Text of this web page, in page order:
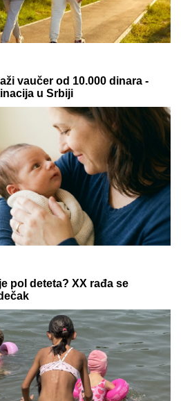
nova linija paketa ALTA
uz PerSu Extra. A ti? Saznaj
Гора следећа у војном
и Приштине